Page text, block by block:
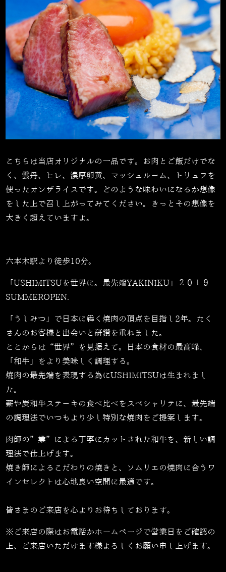
こちらは当店オリジナルの一品です。お肉とご飯だけでな
く、雲丹、ヒレ、濃厚卵黄、マッシュルーム、トリュフを
使ったオンザライスです。どのような味わいになるか想像
をした上で召し上がってみてください。きっとその想像を
大きく超えていますよ。
六本木駅より徒歩10分。
「USHIMITSUを世界に。最先端YAKINIKU」２０１９
SUMMEROPEN.
「うしみつ」で日本に犇く焼肉の頂点を目指し2年。たく
さんのお客様と出会いと研鑽を重ねました。
ここからは“世界”を見据えて。日本の食材の最高峰、
「和牛」をより美味しく調理する。
焼肉の最先端を表現する為にUSHIMITSUは生まれまし
た。
薪や炭和牛ステーキの食べ比べをスペシャリテに、最先端
の調理法でいつもより少し特別な焼肉をご提案します。
肉師の”業”による丁寧にカットされた和牛を、新しい調
理法で仕上げます。
焼き師によるこだわりの焼きと、ソムリエの焼肉に合うワ
インセレクトは心地良い空間に最適です。
皆さまのご来店を心よりお待ちしております。
※ご来店の際はお電話かホームページで営業日をご確認の
上、ご来店いただけます様よろしくお願い申し上げます。